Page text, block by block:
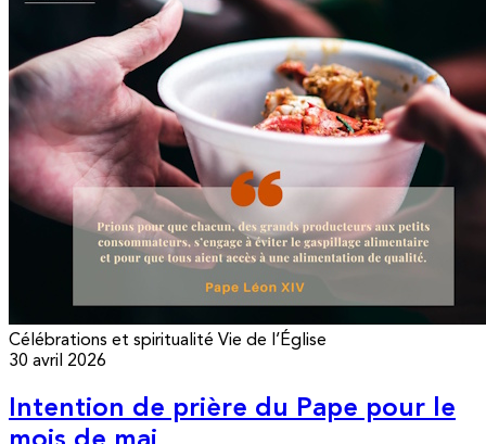
Célébrations et spiritualité Vie de l’Église
30 avril 2026
Intention de prière du Pape pour le